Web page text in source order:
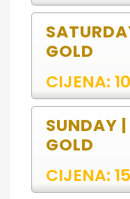
GOLD
CIJENA:
SUNDAY
GOLD
CIJENA: